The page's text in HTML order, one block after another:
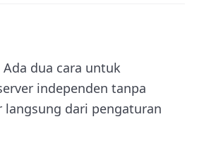
dua cara untuk
independen tanpa
dari pengaturan